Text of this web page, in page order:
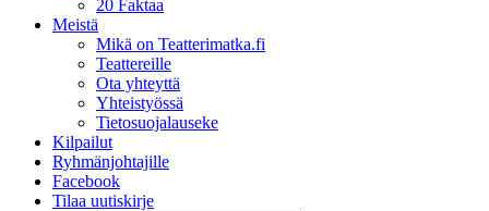
20 Faktaa
Meistä
Mikä on Teatterimatka.fi
Teattereille
Ota yhteyttä
Yhteistyössä
Tietosuojalauseke
Kilpailut
Ryhmänjohtajille
Facebook
Tilaa uutiskirje